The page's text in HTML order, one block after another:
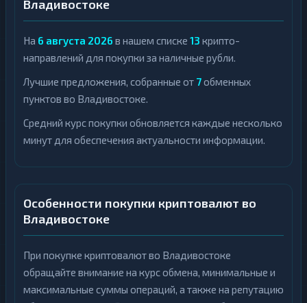
Владивостоке
На 6 августа 2026 в нашем списке 13 крипто-
направлений для покупки за наличные рубли.
Лучшие предложения, собранные от 7обменных
пунктов во Владивостоке.
Средний курс покупки обновляется каждые несколько
минут для обеспечения актуальности информации.
Особенности покупки криптовалют во
Владивостоке
При покупке криптовалют во Владивостоке
обращайте внимание на курс обмена, минимальные и
максимальные суммы операций, а также на репутацию